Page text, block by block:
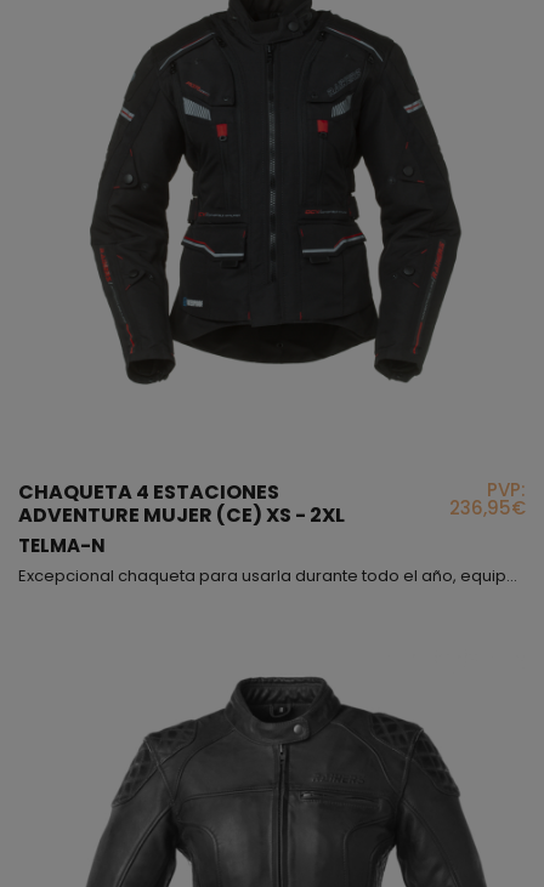
CHAQUETA 4 ESTACIONES
ADVENTURE MUJER (CE) XS - 2XL
TELMA-N
PVP:
236,95€
Excepcional chaqueta para usarla durante todo el año, equipada con forro térmico y membrana impermeable ambos desmontables, (el forro térmico lleva bolsillo); exteriormente encontrareis en este modelo paneles desmontables en la parte delantera y trasera, los cuales una vez extraídos los forros interiores, quedará una chaqueta de verano con magnificas ventilaciones, también veréis dos solapas a la altura de la clavícula cerradas con botones automáticos que una vez a...